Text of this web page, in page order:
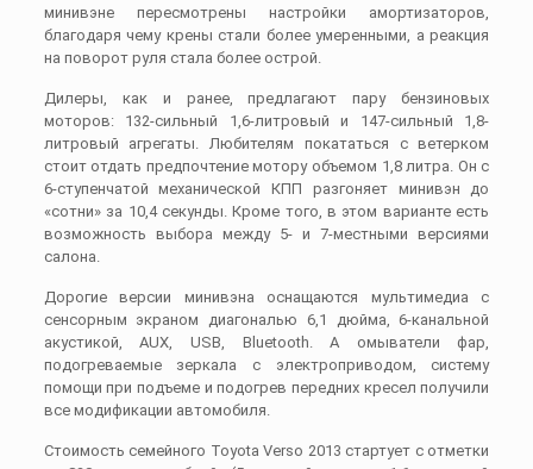
минивэне пересмотрены настройки амортизаторов,
благодаря чему крены стали более умеренными, а реакция
на поворот руля стала более острой.
Дилеры, как и ранее, предлагают пару бензиновых
моторов: 132-сильный 1,6-литровый и 147-сильный 1,8-
литровый агрегаты. Любителям покататься с ветерком
стоит отдать предпочтение мотору объемом 1,8 литра. Он с
6-ступенчатой механической КПП разгоняет минивэн до
«сотни» за 10,4 секунды. Кроме того, в этом варианте есть
возможность выбора между 5- и 7-местными версиями
салона.
Дорогие версии минивэна оснащаются мультимедиа с
сенсорным экраном диагональю 6,1 дюйма, 6-канальной
акустикой, AUX, USB, Bluetooth. А омыватели фар,
подогреваемые зеркала с электроприводом, систему
помощи при подъеме и подогрев передних кресел получили
все модификации автомобиля.
Стоимость семейного Toyota Verso 2013 стартует с отметки